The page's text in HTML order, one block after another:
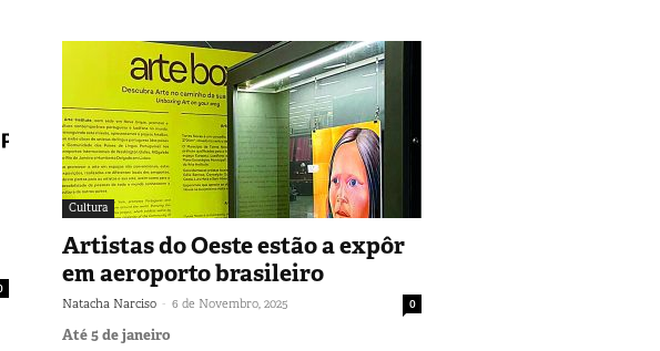
Cultura
Artistas do Oeste estão a expôr
em aeroporto brasileiro
Natacha Narciso - 6 de Novembro, 2025 0
Até 5 de janeiro